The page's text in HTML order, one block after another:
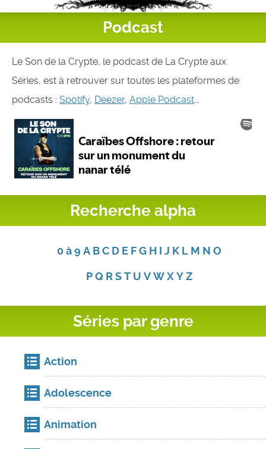
Podcast
Le Son de la Crypte, le podcast de La Crypte aux
Séries, est à retrouver sur toutes les plateformes de
podcasts : Spotify, Deezer, Apple Podcast...
Recherche alpha
0 à 9 A B C D E F G H I J K L M N O
P Q R S T U V W X Y Z
Séries par genre
Action
Adolescence
Animation